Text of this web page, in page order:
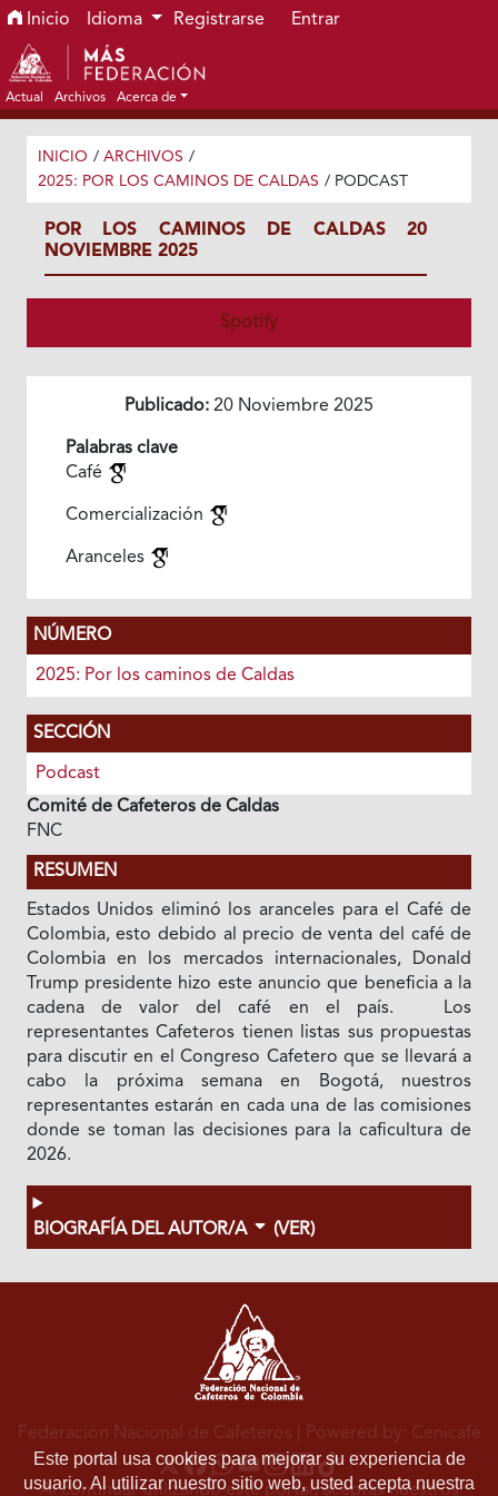
Ir al menú de navegación principal
Ir al contenido principal
Ir al pie de página del sitio
Inicio Idioma Registrarse Entrar
Actual Archivos Acerca de
INICIO / ARCHIVOS /
2025: POR LOS CAMINOS DE CALDAS / PODCAST
POR LOS CAMINOS DE CALDAS 20
NOVIEMBRE 2025
Spotify
Publicado: 20 Noviembre 2025
Palabras clave
Café
Comercialización
Aranceles
NÚMERO
2025: Por los caminos de Caldas
SECCIÓN
Podcast
Comité de Cafeteros de Caldas
FNC
RESUMEN
Estados Unidos eliminó los aranceles para el Café de
Colombia, esto debido al precio de venta del café de
Colombia en los mercados internacionales, Donald
Trump presidente hizo este anuncio que beneficia a la
cadena de valor del café en el país. Los
representantes Cafeteros tienen listas sus propuestas
para discutir en el Congreso Cafetero que se llevará a
cabo la próxima semana en Bogotá, nuestros
representantes estarán en cada una de las comisiones
donde se toman las decisiones para la caficultura de
2026.
BIOGRAFÍA DEL AUTOR/A (VER)
Este portal usa cookies para mejorar su experiencia de
usuario. Al utilizar nuestro sitio web, usted acepta nuestra
Federación Nacional de Cafeteros | Powered by: Cenicafé
Al continuar utilizando este portal, aceptas nuestros